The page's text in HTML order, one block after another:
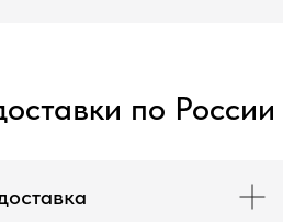
по России